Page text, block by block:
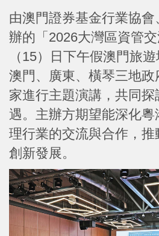
由澳門證券基金行業協
辦的「2026大灣區資管
（15）日下午假澳門旅
澳門、廣東、橫琴三地
家進行主題演講，共同
遇。主辦方期望能深化
理行業的交流與合作，
創新發展。